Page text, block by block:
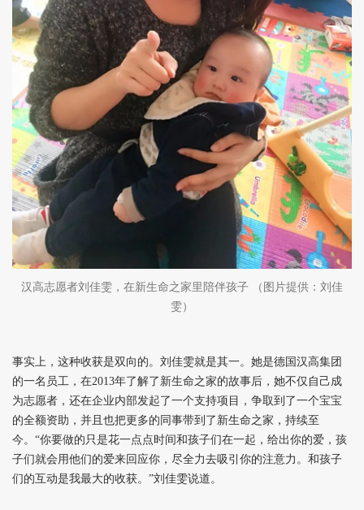
汉高志愿者刘佳雯，在新生命之家里陪伴孩子 （图片提供：刘佳
雯）
事实上，这种收获是双向的。刘佳雯就是其一。她是德国汉高集团
的一名员工，在2013年了解了新生命之家的故事后，她不仅自己成
为志愿者，还在企业内部发起了一个支持项目，争取到了一个宝宝
的全额资助，并且也把更多的同事带到了新生命之家，持续至
今。“你要做的只是花一点点时间和孩子们在一起，给出你的爱，孩
子们就会用他们的爱来回应你，尽全力去吸引你的注意力。和孩子
们的互动是我最大的收获。”刘佳雯说道。